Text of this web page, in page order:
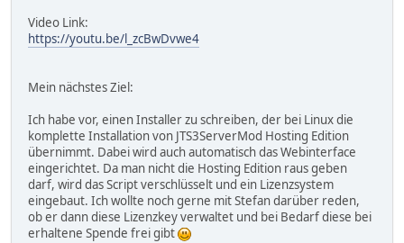
Video Link:
https://youtu.be/l_zcBwDvwe4
Mein nächstes Ziel:
Ich habe vor, einen Installer zu schreiben, der bei Linux die
komplette Installation von JTS3ServerMod Hosting Edition
übernimmt. Dabei wird auch automatisch das Webinterface
eingerichtet. Da man nicht die Hosting Edition raus geben
darf, wird das Script verschlüsselt und ein Lizenzsystem
eingebaut. Ich wollte noch gerne mit Stefan darüber reden,
ob er dann diese Lizenzkey verwaltet und bei Bedarf diese bei
erhaltene Spende frei gibt